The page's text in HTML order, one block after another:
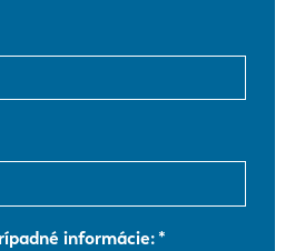
informácie:
PT-PT
SK
CN